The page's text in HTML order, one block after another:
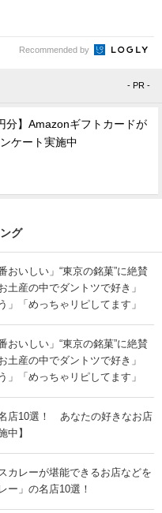
Recommended by
- PR -
分】Amazonギフトカードが
ケート実施中
グ
おいしい」“東京の銘菓”に絶賛
産の中でダントツで好き」
」「めっちゃリピしてます」
おいしい」“東京の銘菓”に絶賛
産の中でダントツで好き」
」「めっちゃリピしてます」
店10選！ あなたの好きなお店
中】
カレーが堪能できるお店などを
」の名店10選！